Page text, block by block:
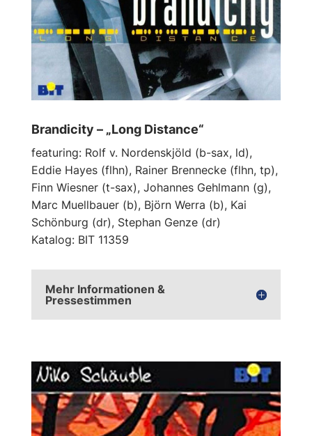
Brandicity – „Long Distance“
featuring: Rolf v. Nordenskjöld (b-sax, ld),
Eddie Hayes (flhn), Rainer Brennecke (flhn, tp),
Finn Wiesner (t-sax), Johannes Gehlmann (g),
Marc Muellbauer (b), Björn Werra (b), Kai
Schönburg (dr), Stephan Genze (dr)
Katalog: BIT 11359
Mehr Informationen &
Pressestimmen